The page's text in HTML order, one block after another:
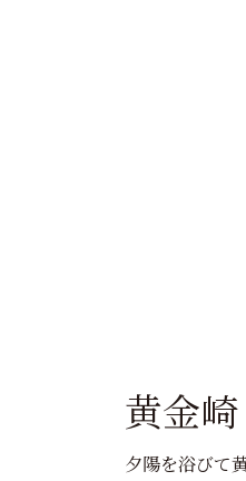
黄金崎
夕陽を浴びて